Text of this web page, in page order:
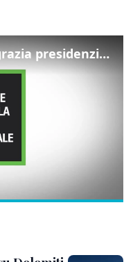
Come viene concessa la grazia presidenziale